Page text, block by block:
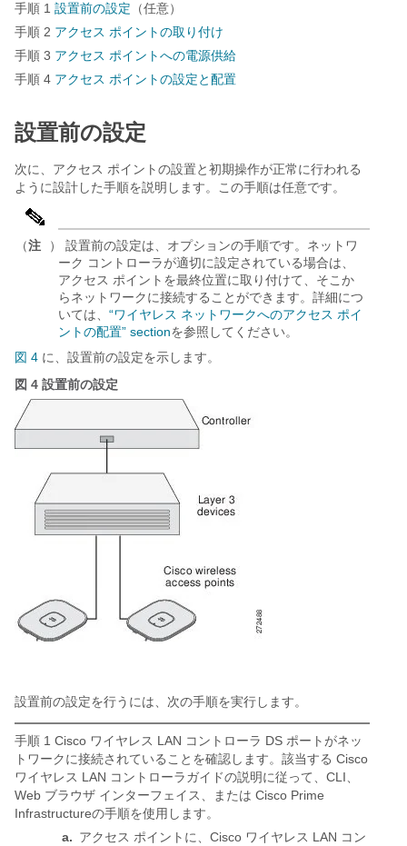
手順 1 設置前の設定 （任意）
手順 2 アクセス ポイントの取り付け
手順 3 アクセス ポイントへの電源供給
手順 4 アクセス ポイントの設定と配置
設置前の設定
次に、アクセス ポイントの設置と初期操作が正常に行われる
ように設計した手順を説明します。この手順は任意です。
（注
） 設置前の設定は、オプションの手順です。ネットワ
ーク コントローラが適切に設定されている場合は、
アクセス ポイントを最終位置に取り付けて、そこか
らネットワークに接続することができます。詳細につ
いては、 “ワイヤレス ネットワークへのアクセス ポイ
ントの配置” sectionを参照してください。
図 4 に、設置前の設定を示します。
図 4 設置前の設定
設置前の設定を行うには、次の手順を実行します。
手順 1 Cisco ワイヤレス LAN コントローラ DS ポートがネッ
トワークに接続されていることを確認します。該当する Cisco
ワイヤレス LAN コントローラガイドの説明に従って、CLI、
Web ブラウザ インターフェイス、または Cisco Prime
Infrastructureの手順を使用します。
a. アクセス ポイントに、Cisco ワイヤレス LAN コン